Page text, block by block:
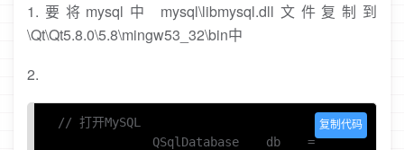
1.要将mysql中 mysql\libmysql.dll文件复制到
\Qt\Qt5.8.0\5.8\mingw53_32\bin中
2.
复制代码
  // 打开MySQL